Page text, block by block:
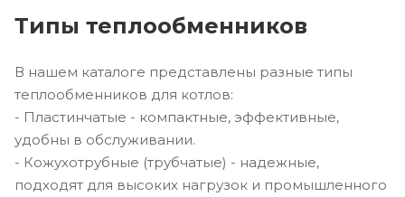
Типы теплообменников
В нашем каталоге представлены разные типы
теплообменников для котлов:
- Пластинчатые - компактные, эффективные,
удобны в обслуживании.
- Кожухотрубные (трубчатые) - надежные,
подходят для высоких нагрузок и промышленного